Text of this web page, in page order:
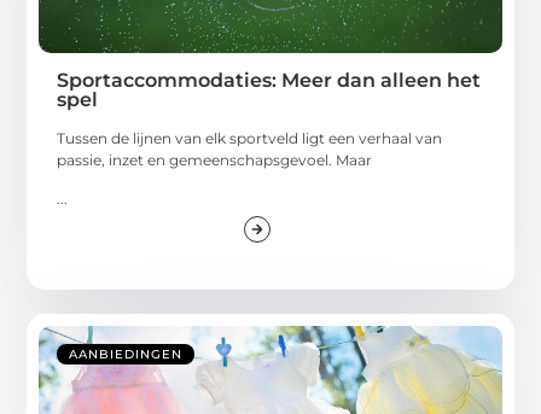
Sportaccommodaties: Meer dan alleen het
spel
Tussen de lijnen van elk sportveld ligt een verhaal van
passie, inzet en gemeenschapsgevoel. Maar
...
AANBIEDINGEN